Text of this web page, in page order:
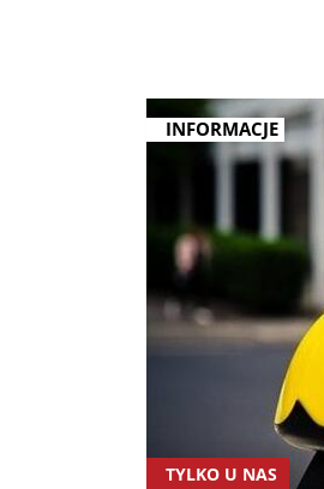
INFORMACJE
TYLKO U NAS